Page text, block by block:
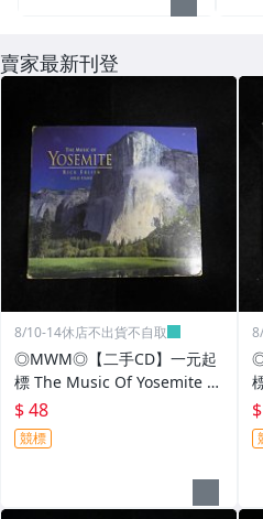
賣家最新刊登
8/10-14休店不出貨不自取
◎MWM◎【二手CD】一元起
標 The Music Of Yosemite Ri
ck Erlien 紙盒摺頁版 介紹本
光碟污痕少
$ 48
競標